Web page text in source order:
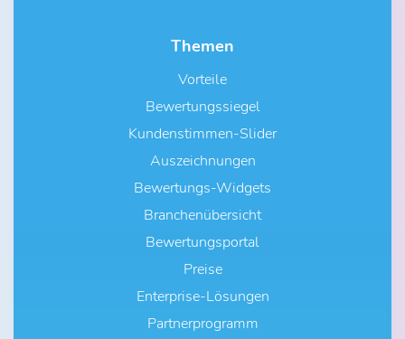
Themen
Vorteile
Bewertungssiegel
Kundenstimmen-Slider
Auszeichnungen
Bewertungs-Widgets
Branchenübersicht
Bewertungsportal
Preise
Enterprise-Lösungen
Partnerprogramm